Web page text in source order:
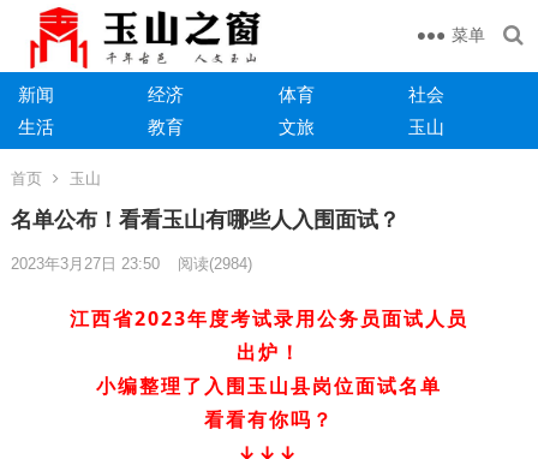
菜单
新闻 经济 体育
社会
生活
教育 文旅 玉山
首页 玉山
名单公布！看看玉山有哪些人入围面试？
2023年3月27日 23:50 阅读(2984)
江西省2023年度考试录用公务员面试人员
出炉！
小编整理了入围玉山县岗位面试名单
看看有你吗？
↓↓↓